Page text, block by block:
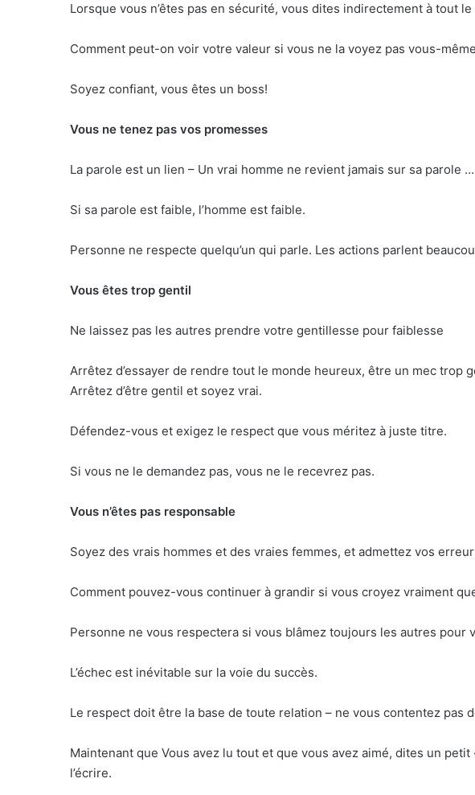
Lorsque vous n’êtes pas en sécurité, vous dites indirectement à tout
Comment peut-on voir votre valeur si vous ne la voyez pas vous-
Soyez confiant, vous êtes un boss!
Vous ne tenez pas vos promesses
La parole est un lien – Un vrai homme ne revient jamais sur sa parole …
Si sa parole est faible, l’homme est faible.
Personne ne respecte quelqu’un qui parle. Les actions parlent
Vous êtes trop gentil
Ne laissez pas les autres prendre votre gentillesse pour faiblesse
Arrêtez d’essayer de rendre tout le monde heureux, être un mec trop
Arrêtez d’être gentil et soyez vrai.
Défendez-vous et exigez le respect que vous méritez à juste titre.
Si vous ne le demandez pas, vous ne le recevrez pas.
Vous n’êtes pas responsable
Soyez des vrais hommes et des vraies femmes, et admettez vos
Comment pouvez-vous continuer à grandir si vous croyez vraiment
Personne ne vous respectera si vous blâmez toujours les autres pour
L’échec est inévitable sur la voie du succès.
Le respect doit être la base de toute relation – ne vous contentez pas
Maintenant que Vous avez lu tout et que vous avez aimé, dites un
l’écrire.